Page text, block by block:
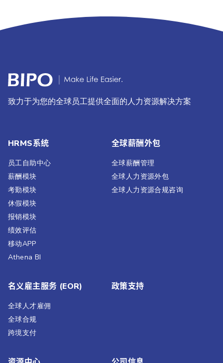
致力于为您的全球员工提供全面的人力资源解决方案
HRMS系统
员工自助中心
薪酬模块
考勤模块
休假模块
报销模块
绩效评估​
移动APP
Athena BI
全球薪酬外包
全球薪酬管理
全球人力资源外包
全球人力资源合规咨询
名义雇主服务 (EOR)
全球人才雇佣
全球合规
跨境支付
政策支持